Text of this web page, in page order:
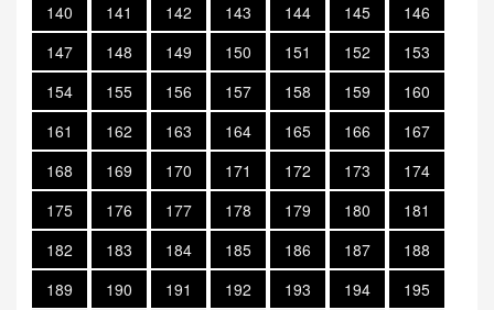
140
141 142 143 144 145
146
147
148 149 150 151 152
153
154
155 156 157 158 159
160
161
162 163 164 165 166
167
168
169 170 171 172 173
174
175
176 177 178 179 180
181
182
183 184 185 186 187
188
189
190 191 192 193 194
195